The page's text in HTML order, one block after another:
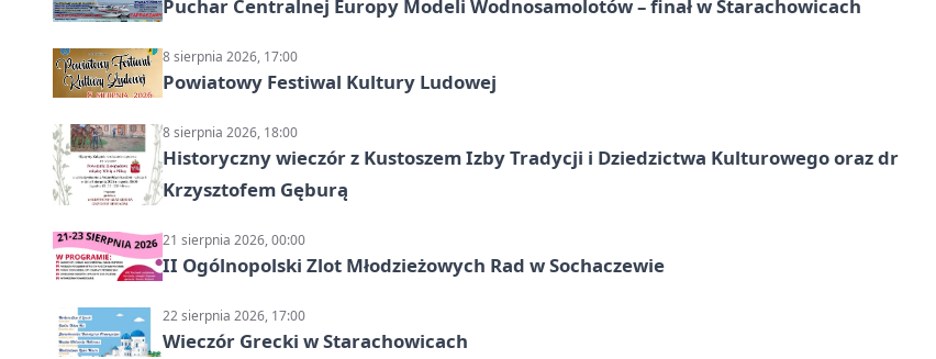
Puchar Centralnej Europy Modeli Wodnosamolotów – finał w Starachowicach
8 sierpnia 2026, 17:00
Powiatowy Festiwal Kultury Ludowej
8 sierpnia 2026, 18:00
Historyczny wieczór z Kustoszem Izby Tradycji i Dziedzictwa Kulturowego oraz dr
Krzysztofem Gęburą
21 sierpnia 2026, 00:00
II Ogólnopolski Zlot Młodzieżowych Rad w Sochaczewie
22 sierpnia 2026, 17:00
Wieczór Grecki w Starachowicach